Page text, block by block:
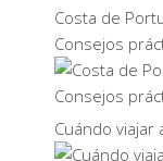
Costa de
Consejos
Cuándo viajar